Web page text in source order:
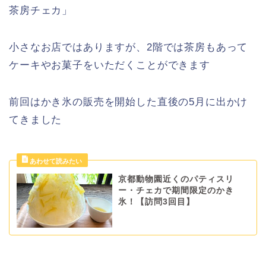
茶房チェカ」
小さなお店ではありますが、2階では茶房もあって
ケーキやお菓子をいただくことができます
前回はかき氷の販売を開始した直後の5月に出かけ
てきました
京都動物園近くのパティスリ
ー・チェカで期間限定のかき
氷！【訪問3回目】